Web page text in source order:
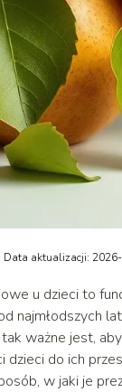
Data aktualizacji:
u dzieci to
najmłodszych
ważne jest,
dzieci do ich
w jaki je